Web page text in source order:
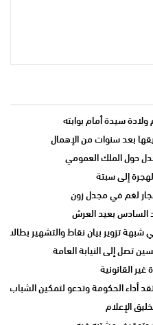
سيدة أمام بوابته
بعد سنوات من الإهمال
حول الملك العمومي
لغم في مجدل زون
السادس بعيد العرش
تزوير بيان نقاط والتشهير بطالب
تصل إلى النيابة العامة
القانونية
أداء الحكومة وتدعو لتمكين الشباب
الإعلام